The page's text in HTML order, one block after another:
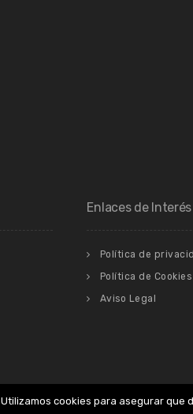
Enlaces de Interés
Política de
Política de Cookies
Aviso Legal
Utilizamos cookies para asegurar que